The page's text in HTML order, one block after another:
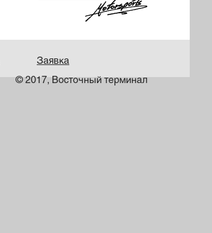
Заявка
© 2017, Восточный терминал